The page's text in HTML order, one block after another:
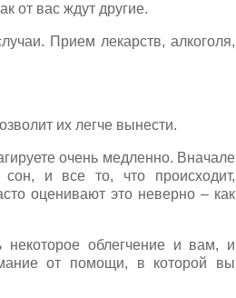
от вас ждут другие.
Прием лекарств, алкоголя,
их легче вынести.
очень медленно. Вначале
и все то, что происходит,
оценивают это неверно – как
облегчение и вам, и
от помощи, в которой вы